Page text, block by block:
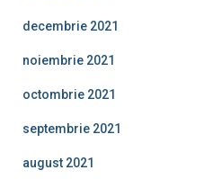
decembrie 2021
noiembrie 2021
octombrie 2021
septembrie 2021
august 2021